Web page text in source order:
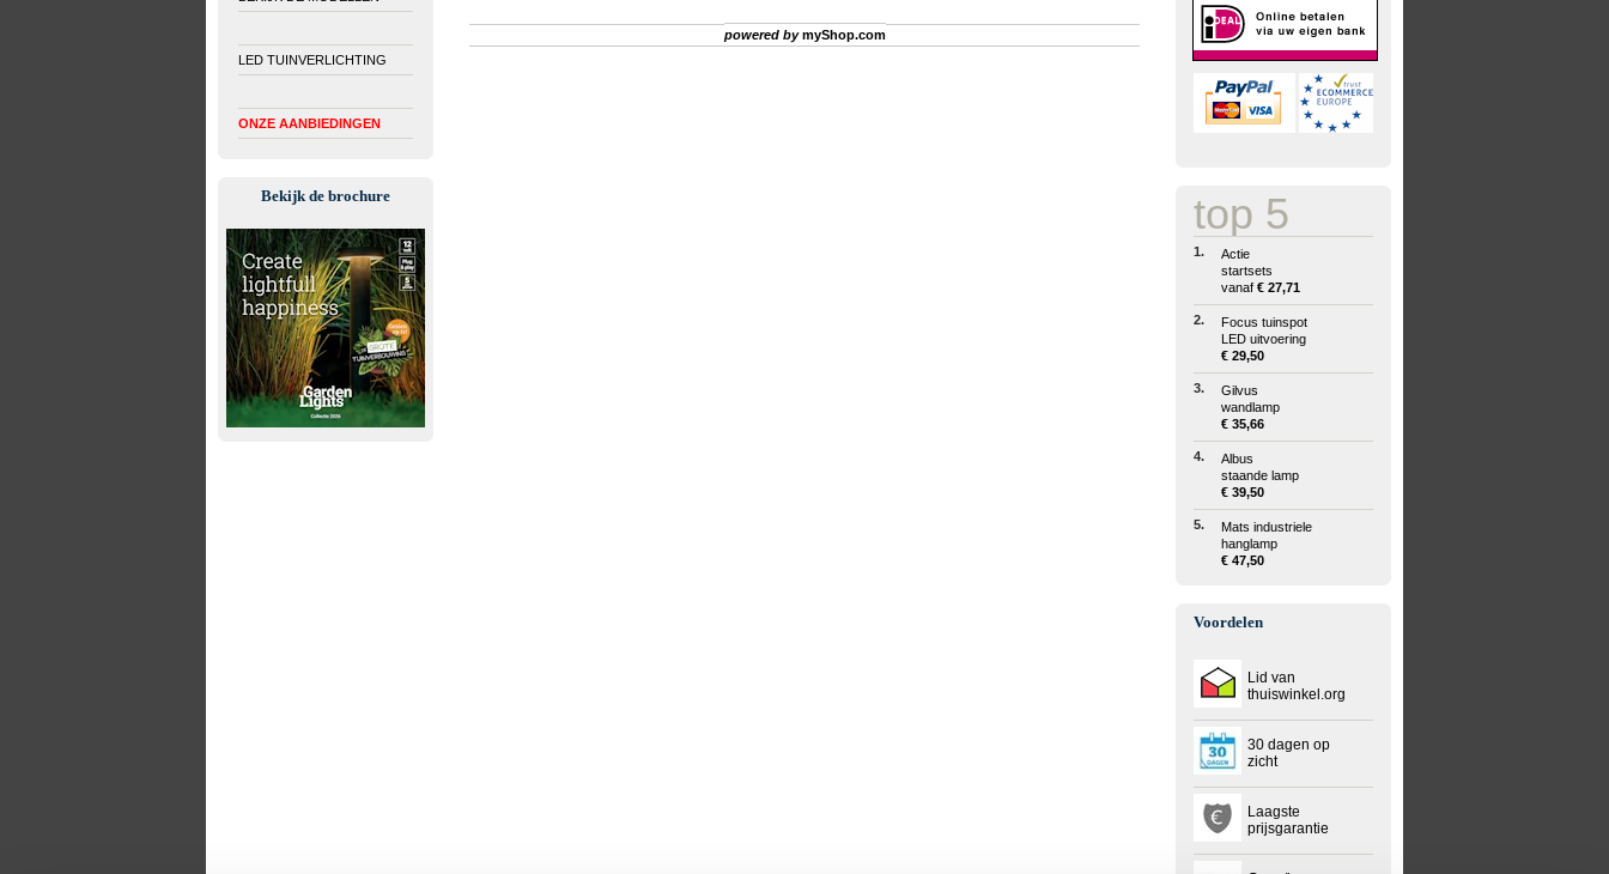
LED TUINVERLICHTING
ONZE AANBIEDINGEN
Bekijk de brochure
powered bymyShop.com
top 5
1.
Actie
startsets
vanaf € 27,71
2.
Focus tuinspot
LED uitvoering
€ 29,50
3.
Gilvus
wandlamp
€ 35,66
4.
Albus
staande lamp
€ 39,50
5.
Mats industriele
hanglamp
€ 47,50
Voordelen
Lid van
thuiswinkel.org
30 dagen op
zicht
Laagste
prijsgarantie